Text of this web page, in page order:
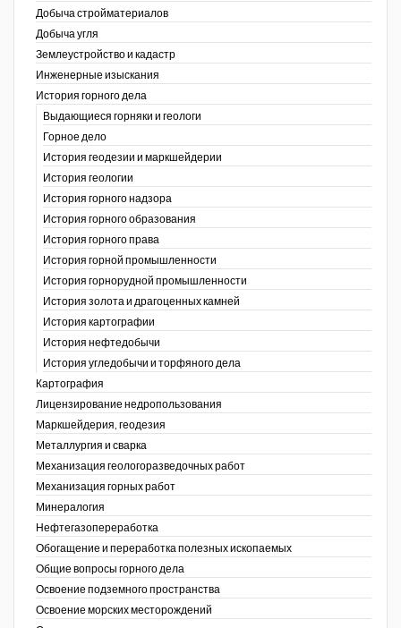
Добыча стройматериалов
Добыча угля
Землеустройство и кадастр
Инженерные изыскания
История горного дела
Выдающиеся горняки и геологи
Горное дело
История геодезии и маркшейдерии
История геологии
История горного надзора
История горного образования
История горного права
История горной промышленности
История горнорудной промышленности
История золота и драгоценных камней
История картографии
История нефтедобычи
История угледобычи и торфяного дела
Картография
Лицензирование недропользования
Маркшейдерия, геодезия
Металлургия и сварка
Механизация геологоразведочных работ
Механизация горных работ
Минералогия
Нефтегазопереработка
Обогащение и переработка полезных ископаемых
Общие вопросы горного дела
Освоение подземного пространства
Освоение морских месторождений
PWC